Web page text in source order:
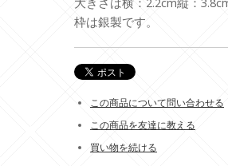
枠は銀製です。
この商品について問い合わせる
この商品を友達に教える
買い物を続ける